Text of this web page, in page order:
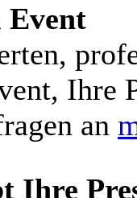
Event
Ihre
an
Ihre